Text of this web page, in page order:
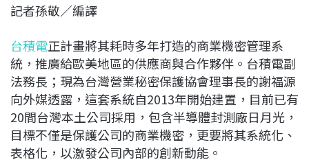
c
b
o
o
k
n
a
d
s
e
d
I
n
L
i
n
k
記者孫敬／編譯
台積電正計畫將其耗時多年打造的商業機密管理系
統，推廣給歐美地區的供應商與合作夥伴。台積電副
法務長；現為台灣營業秘密保護協會理事長的謝福源
向外媒透露，這套系統自2013年開始建置，目前已有
20間台灣本土公司採用，包含半導體封測廠日月光，
目標不僅是保護公司的商業機密，更要將其系統化、
表格化，以激發公司內部的創新動能。